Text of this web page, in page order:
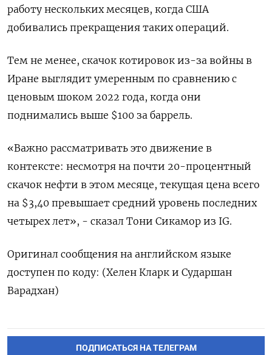
работу нескольких месяцев, когда США
добивались прекращения таких операций.
Тем не менее, скачок котировок из-за войны в
Иране ​выглядит умеренным по сравнению ⁠с
ценовым шоком 2022 года, когда они
поднимались выше $100 за баррель.
«Важно рассматривать это движение в
‌контексте: несмотря на почти 20-процентный
скачок нефти в этом месяце, ‌текущая цена всего
на $3,40 превышает средний уровень последних
четырех лет», - сказал Тони ​Сикамор из IG.
Оригинал сообщения на английском языке
доступен ‌по коду: (Хелен Кларк и Сударшан
Варадхан)
ПОДПИСАТЬСЯ НА ТЕЛЕГРАМ